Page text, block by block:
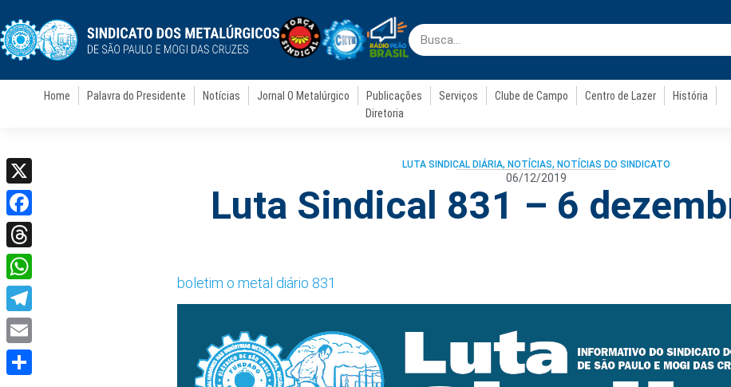
Home Palavra do Presidente Notícias Jornal O Metalúrgico Publicações Serviços Clube de Campo Centro de Lazer
História
Diretoria
LUTA SINDICAL DIÁRIA, NOTÍCIAS, NOTÍCIAS DO SINDICATO
06/12/2019
Luta Sindical 831 – 6
boletim o metal diário 831
X
Facebook
Threads
WhatsApp
Telegram
Email